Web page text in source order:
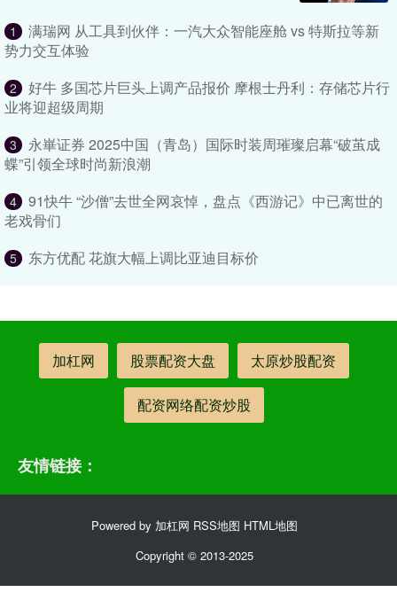
1
满瑞网 从工具到伙伴：一汽大众智能座舱 vs 特斯拉等新
势力交互体验
2
好牛 多国芯片巨头上调产品报价 摩根士丹利：存储芯片行
业将迎超级周期
3
永崋证券 2025中国（青岛）国际时装周璀璨启幕“破茧成
蝶”引领全球时尚新浪潮
4
91快牛 “沙僧”去世全网哀悼，盘点《西游记》中已离世的
老戏骨们
5 东方优配 花旗大幅上调比亚迪目标价
加杠网 股票配资大盘 太原炒股配资
配资网络配资炒股
友情链接：
Powered by 加杠网 RSS地图 HTML地图
Copyright © 2013-2025